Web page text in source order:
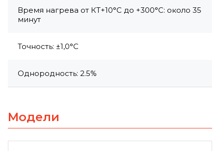
Время нагрева от КТ+10°C до +300°C: около 35
минут
Точность: ±1,0°C
Однородность: 2.5%
Модели